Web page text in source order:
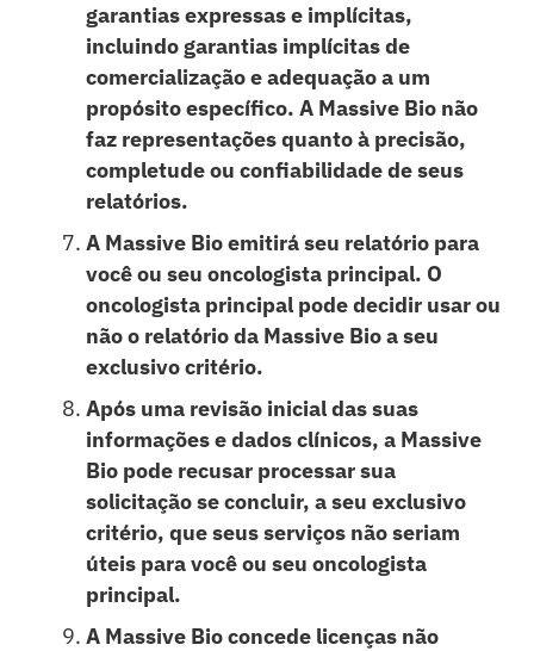
garantias expressas e implícitas,
incluindo garantias implícitas de
comercialização e adequação a um
propósito específico. A Massive Bio não
faz representações quanto à precisão,
completude ou confiabilidade de seus
relatórios.
A Massive Bio emitirá seu relatório para
você ou seu oncologista principal. O
oncologista principal pode decidir usar ou
não o relatório da Massive Bio a seu
exclusivo critério.
Após uma revisão inicial das suas
informações e dados clínicos, a Massive
Bio pode recusar processar sua
solicitação se concluir, a seu exclusivo
critério, que seus serviços não seriam
úteis para você ou seu oncologista
principal.
A Massive Bio concede licenças não